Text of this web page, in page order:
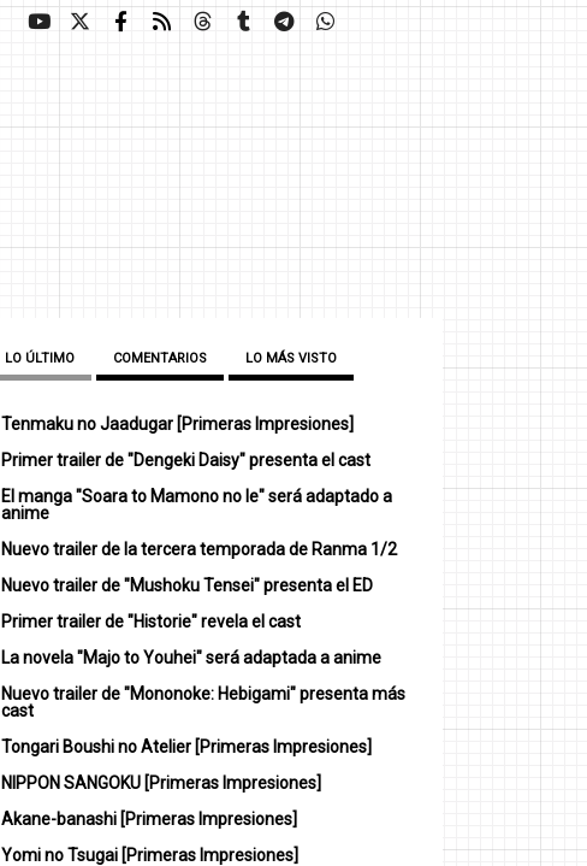
LO ÚLTIMO COMENTARIOS LO MÁS VISTO
Tenmaku no Jaadugar [Primeras Impresiones]
Primer trailer de "Dengeki Daisy" presenta el cast
El manga "Soara to Mamono no Ie" será adaptado a
anime
Nuevo trailer de la tercera temporada de Ranma 1/2
Nuevo trailer de "Mushoku Tensei" presenta el ED
Primer trailer de "Historie" revela el cast
La novela "Majo to Youhei" será adaptada a anime
Nuevo trailer de "Mononoke: Hebigami" presenta más
cast
Tongari Boushi no Atelier [Primeras Impresiones]
NIPPON SANGOKU [Primeras Impresiones]
Akane-banashi [Primeras Impresiones]
Yomi no Tsugai [Primeras Impresiones]